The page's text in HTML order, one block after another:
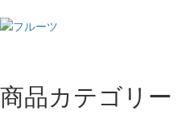
商品カテゴリー